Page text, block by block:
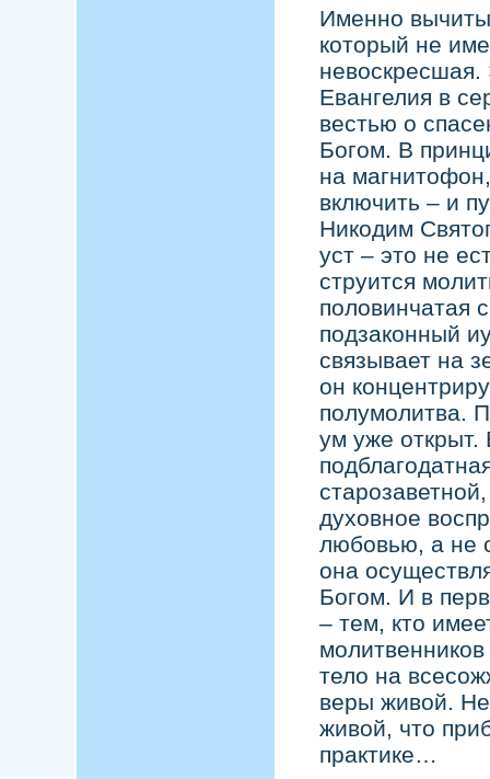
Именно
который не
Евангелия в
вестью о
Богом. В
на
включить – и
Никодим
уст – это не
струится
половинчатая
подзаконный
связывает на
он
полумолитва.
ум уже открыт.
духовное
любовью, а не
она
Богом. И в
– тем, кто
молитвенников
тело на
веры живой.
живой, что
практике…